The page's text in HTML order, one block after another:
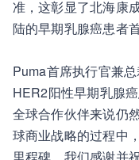
准，这彰显了北海康
陆的早期乳腺癌患者
Puma首席执行官兼
HER2阳性早期乳腺
全球合作伙伴来说仍
球商业战略的过程中
里程碑。我们感谢并